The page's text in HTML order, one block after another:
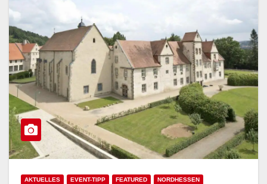
AKTUELLES EVENT-TIPP FEATURED NORDHESSEN